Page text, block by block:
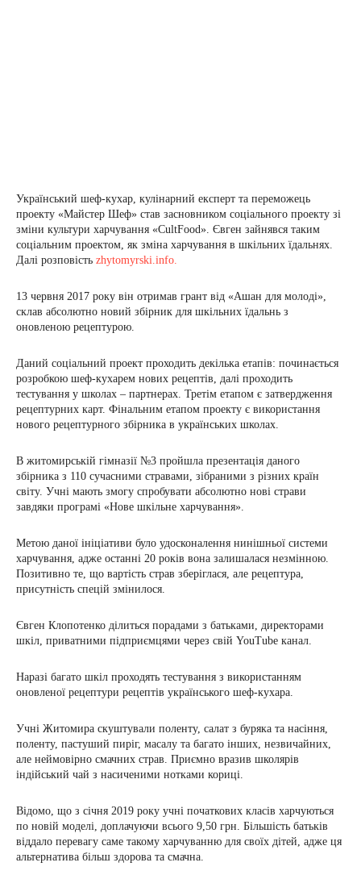
Український шеф-кухар, кулінарний експерт та переможець
проекту «Майстер Шеф» став засновником соціального проекту зі
зміни культури харчування «CultFood». Євген зайнявся таким
соціальним проектом, як зміна харчування в шкільних їдальнях.
Далі розповість zhytomyrski.info.
13 червня 2017 року він отримав грант від «Ашан для молоді»,
склав абсолютно новий збірник для шкільних їдальнь з
оновленою рецептурою.
Даний соціальний проект проходить декілька етапів: починається
розробкою шеф-кухарем нових рецептів, далі проходить
тестування у школах – партнерах. Третім етапом є затвердження
рецептурних карт. Фінальним етапом проекту є використання
нового рецептурного збірника в українських школах.
В житомирській гімназії №3 пройшла презентація даного
збірника з 110 сучасними стравами, зібраними з різних країн
світу. Учні мають змогу спробувати абсолютно нові страви
завдяки програмі «Нове шкільне харчування».
Метою даної ініціативи було удосконалення нинішньої системи
харчування, адже останні 20 років вона залишалася незмінною.
Позитивно те, що вартість страв зберіглася, але рецептура,
присутність спецій змінилося.
Євген Клопотенко ділиться порадами з батьками, директорами
шкіл, приватними підприємцями через свій YouTube канал.
Наразі багато шкіл проходять тестування з використанням
оновленої рецептури рецептів українського шеф-кухара.
Учні Житомира скуштували поленту, салат з буряка та насіння,
поленту, пастуший пиріг, масалу та багато інших, незвичайних,
але неймовірно смачних страв. Приємно вразив школярів
індійський чай з насиченими нотками кориці.
Відомо, що з січня 2019 року учні початкових класів харчуються
по новій моделі, доплачуючи всього 9,50 грн. Більшість батьків
віддало перевагу саме такому харчуванню для своїх дітей, адже ця
альтернатива більш здорова та смачна.